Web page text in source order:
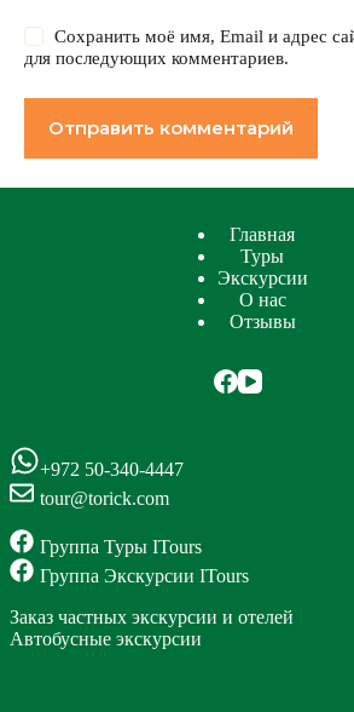
Сохранить моё имя, Email и адрес
для последующих комментариев.
Отправить комментарий
Главная
Туры
Экскурсии
О нас
Отзывы
+972 50-340-4447
tour@torick.com
Группа Туры ITours
Группа Экскурсии ITours
Заказ частных экскурсии и отелей
Автобусные экскурсии